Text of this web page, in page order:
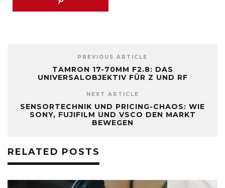
PREVIOUS ARTICLE
TAMRON 17-70MM F2.8: DAS
UNIVERSALOBJEKTIV FÜR Z UND RF
NEXT ARTICLE
SENSORTECHNIK UND PRICING-CHAOS: WIE
SONY, FUJIFILM UND VSCO DEN MARKT
BEWEGEN
RELATED POSTS